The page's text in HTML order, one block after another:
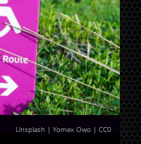
Unsplash | Yomex Owo |CC0